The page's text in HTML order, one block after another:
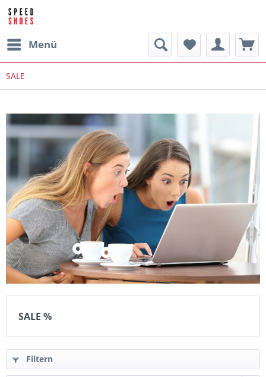
Menü
SALE
SALE %
Filtern